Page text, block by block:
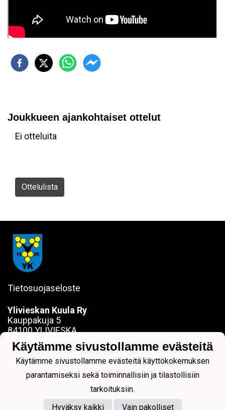
Joukkueen ajankohtaiset ottelut
Ei otteluita
Ottelulista
Tietosuojaseloste
Ylivieskan Kuula Ry
Kauppakuja 5
84100 YLIVIESKA
sanna.jokela@ylivieskankuula.fi
0442354684
Y-tunnus: 0190563-7
Käytämme sivustollamme evästeitä
Käytämme sivustollamme evästeitä käyttökokemuksen
parantamiseksi sekä toiminnallisiin ja tilastollisiin
tarkoituksiin.
Hyväksy kaikki
Vain pakolliset